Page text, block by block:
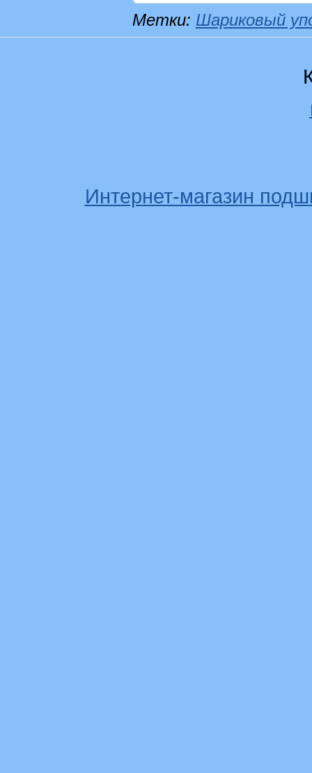
Метки: Шариковый
Интернет-магазин